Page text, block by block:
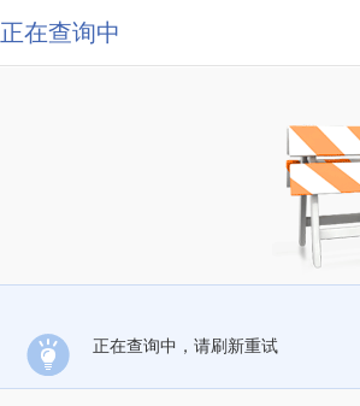
正在查询中
正在查询中，请刷新重试